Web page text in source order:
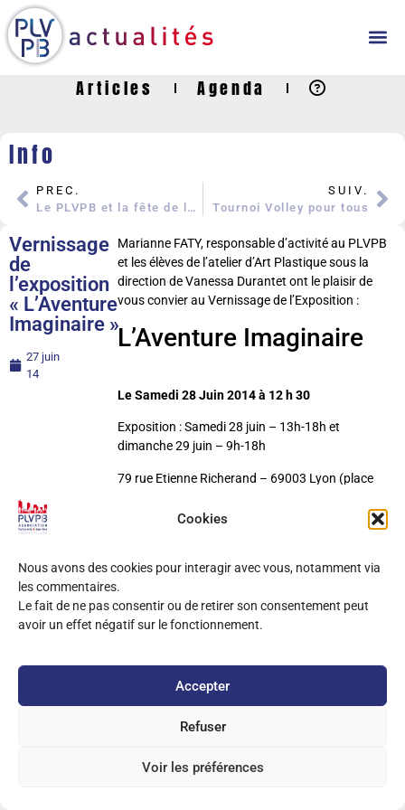
Cookies
Nous avons des cookies pour interagir avec vous, notamment via
les commentaires.
Le fait de ne pas consentir ou de retirer son consentement peut
avoir un effet négatif sur le fonctionnement.
Accepter
Refuser
Voir les préférences
Articles Agenda
Info
PREC.
Le PLVPB et la fête de la musique
SUIV.
Tournoi Volley pour tous
Vernissage
de
l’exposition
« L’Aventure
Imaginaire »
27 juin
14
Marianne FATY, responsable d’activité au PLVPB
et les élèves de l’atelier d’Art Plastique sous la
direction de Vanessa Durantet ont le plaisir de
vous convier au Vernissage de l’Exposition :
L’Aventure Imaginaire
Le Samedi 28 Juin 2014 à 12 h 30
Exposition : Samedi 28 juin – 13h-18h et
dimanche 29 juin – 9h-18h
79 rue Etienne Richerand – 69003 Lyon (place
Copyright 2025 PLVPB –Mentions Légales
Site développé sur Wordpress / Elementor